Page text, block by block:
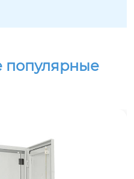
популярные